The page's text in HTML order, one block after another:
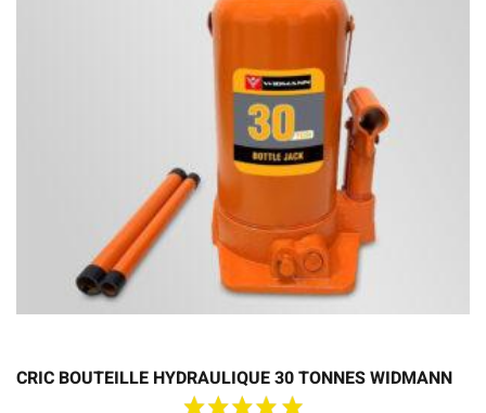
CRIC BOUTEILLE HYDRAULIQUE 30 TONNES WIDMANN